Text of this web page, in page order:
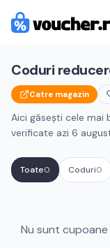
Coduri
Catre magazin
Aici găsești cele mai
verificate azi 6
Toate0 Coduri0
Nu sunt